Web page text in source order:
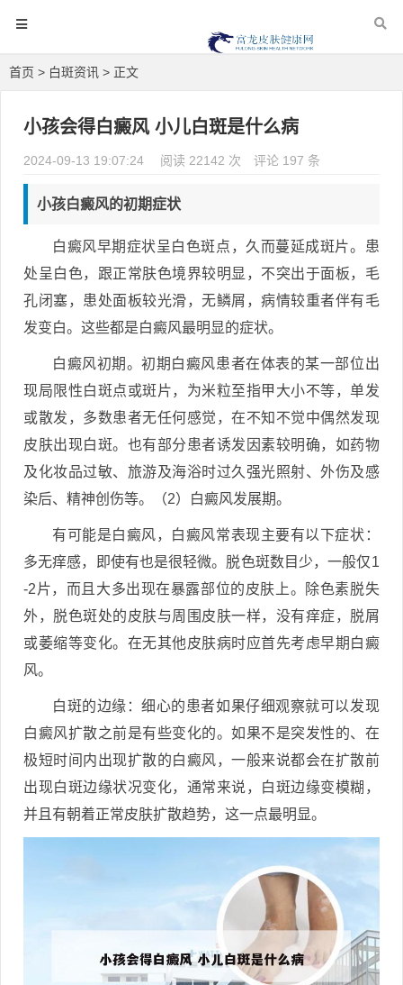
首页 > 白斑资讯 > 正文
小孩会得白癜风 小儿白斑是什么病
2024-09-13 19:07:24 阅读 22142 次 评论 197 条
小孩白癜风的初期症状
白癜风早期症状呈白色斑点，久而蔓延成斑片。患
处呈白色，跟正常肤色境界较明显，不突出于面板，毛
孔闭塞，患处面板较光滑，无鳞屑，病情较重者伴有毛
发变白。这些都是白癜风最明显的症状。
白癜风初期。初期白癜风患者在体表的某一部位出
现局限性白斑点或斑片，为米粒至指甲大小不等，单发
或散发，多数患者无任何感觉，在不知不觉中偶然发现
皮肤出现白斑。也有部分患者诱发因素较明确，如药物
及化妆品过敏、旅游及海浴时过久强光照射、外伤及感
染后、精神创伤等。（2）白癜风发展期。
有可能是白癜风，白癜风常表现主要有以下症状：
多无痒感，即使有也是很轻微。脱色斑数目少，一般仅1
-2片，而且大多出现在暴露部位的皮肤上。除色素脱失
外，脱色斑处的皮肤与周围皮肤一样，没有痒症，脱屑
或萎缩等变化。在无其他皮肤病时应首先考虑早期白癜
风。
白斑的边缘：细心的患者如果仔细观察就可以发现
白癜风扩散之前是有些变化的。如果不是突发性的、在
极短时间内出现扩散的白癜风，一般来说都会在扩散前
出现白斑边缘状况变化，通常来说，白斑边缘变模糊，
并且有朝着正常皮肤扩散趋势，这一点最明显。